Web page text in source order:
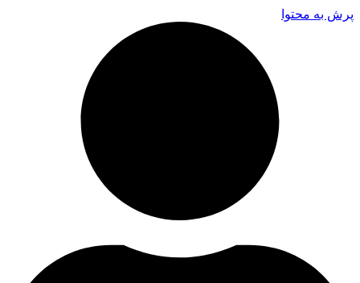
پرش به محتوا